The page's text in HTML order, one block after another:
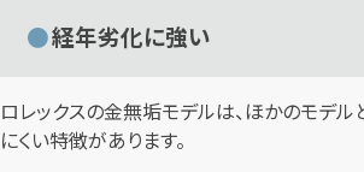
経年劣化に強い
ロレックスの金無垢モデルは、ほかのモデ
にくい特徴があります。